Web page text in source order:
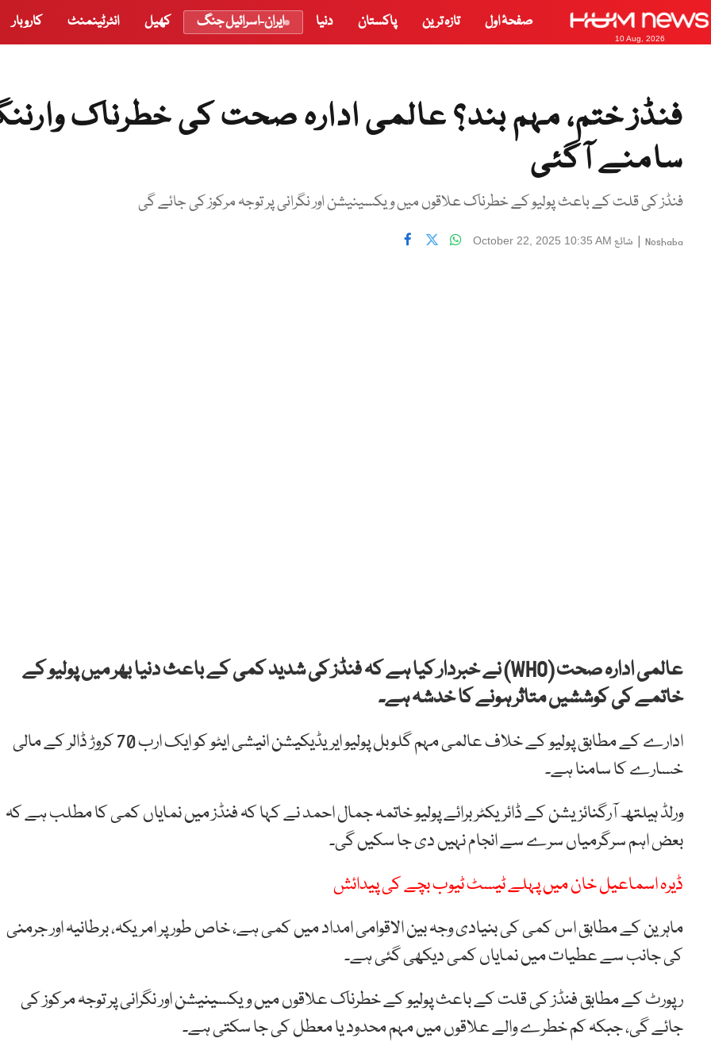
10 Aug, 2026
صفحۂ اول تازہ ترین پاکستان دنیا ایران-اسرائیل جنگ کھیل انٹرٹینمنٹ کاروبار
فنڈز ختم، مہم بند؟ عالمی ادارہ صحت کی خطرناک
سامنے آگئی
فنڈز کی قلت کے باعث پولیو کے خطرناک علاقوں میں ویکسینیشن اور نگرانی پر توجہ مرکوز کی جائے گی
Noshaba
| شائع October 22, 2025 10:35 AM
عالمی ادارہ صحت (WHO) نے خبردار کیا ہے کہ فنڈز کی شدید کمی کے باعث دنیا بھر میں پولیو کے
خاتمے کی کوششیں متاثر ہونے کا خدشہ ہے۔
ادارے کے مطابق پولیو کے خلاف عالمی مہم گلوبل پولیو ایریڈیکیشن انیشی ایٹو کو ایک ارب 70 کروڑ ڈالر کے مالی
خسارے کا سامنا ہے۔
ورلڈ ہیلتھ آرگنائزیشن کے ڈائریکٹر برائے پولیو خاتمہ جمال احمد نے کہا کہ فنڈز میں نمایاں کمی کا مطلب ہے کہ
بعض اہم سرگرمیاں سرے سے انجام نہیں دی جا سکیں گی۔
ڈیرہ اسماعیل خان میں پہلے ٹیسٹ ٹیوب بچے کی پیدائش
ماہرین کے مطابق اس کمی کی بنیادی وجہ بین الاقوامی امداد میں کمی ہے، خاص طور پر امریکہ، برطانیہ اور جرمنی
کی جانب سے عطیات میں نمایاں کمی دیکھی گئی ہے۔
رپورٹ کے مطابق فنڈز کی قلت کے باعث پولیو کے خطرناک علاقوں میں ویکسینیشن اور نگرانی پر توجہ مرکوز کی
جائے گی، جبکہ کم خطرے والے علاقوں میں مہم محدود یا معطل کی جا سکتی ہے۔